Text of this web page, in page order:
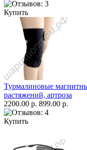
Купить
Турмалиновые
растяжений, артроза
2200.00 р. 899.00 р.
Купить